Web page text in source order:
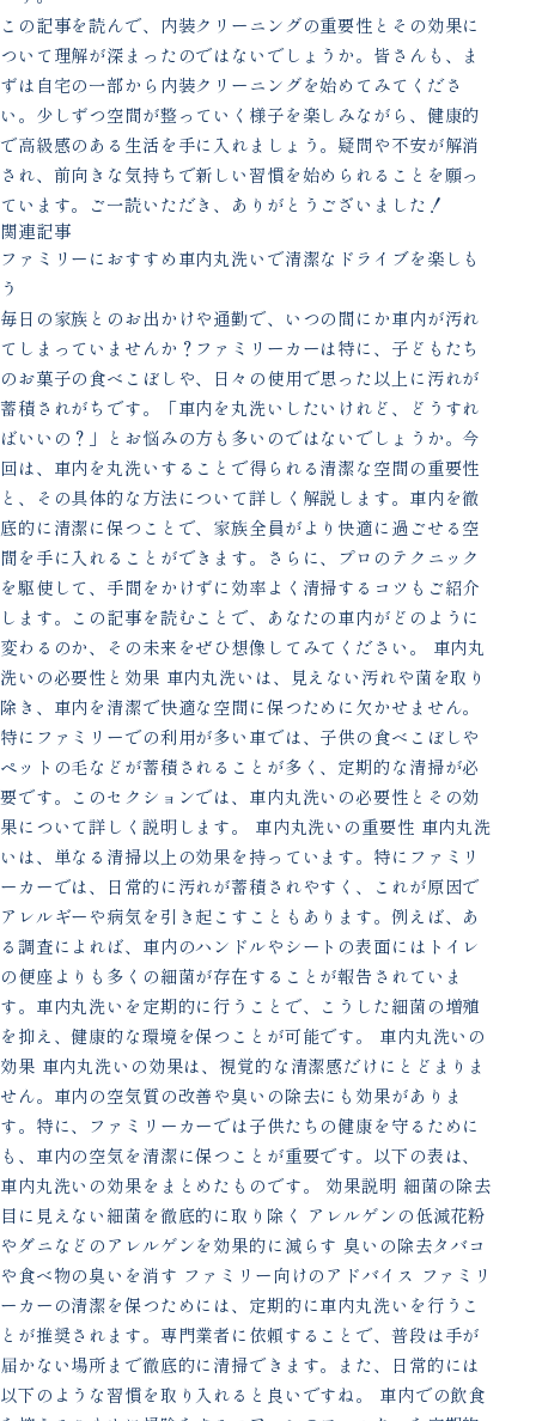
この記事を読んで、内装クリーニングの重要性とその効果に
ついて理解が深まったのではないでしょうか。皆さんも、ま
ずは自宅の一部から内装クリーニングを始めてみてくださ
い。少しずつ空間が整っていく様子を楽しみながら、健康的
で高級感のある生活を手に入れましょう。疑問や不安が解消
され、前向きな気持ちで新しい習慣を始められることを願っ
ています。ご一読いただき、ありがとうございました！
関連記事
ファミリーにおすすめ車内丸洗いで清潔なドライブを楽しも
う
毎日の家族とのお出かけや通勤で、いつの間にか車内が汚れ
てしまっていませんか？ファミリーカーは特に、子どもたち
のお菓子の食べこぼしや、日々の使用で思った以上に汚れが
蓄積されがちです。「車内を丸洗いしたいけれど、どうすれ
ばいいの？」とお悩みの方も多いのではないでしょうか。今
回は、車内を丸洗いすることで得られる清潔な空間の重要性
と、その具体的な方法について詳しく解説します。車内を徹
底的に清潔に保つことで、家族全員がより快適に過ごせる空
間を手に入れることができます。さらに、プロのテクニック
を駆使して、手間をかけずに効率よく清掃するコツもご紹介
します。この記事を読むことで、あなたの車内がどのように
変わるのか、その未来をぜひ想像してみてください。 車内丸
洗いの必要性と効果 車内丸洗いは、見えない汚れや菌を取り
除き、車内を清潔で快適な空間に保つために欠かせません。
特にファミリーでの利用が多い車では、子供の食べこぼしや
ペットの毛などが蓄積されることが多く、定期的な清掃が必
要です。このセクションでは、車内丸洗いの必要性とその効
果について詳しく説明します。 車内丸洗いの重要性 車内丸洗
いは、単なる清掃以上の効果を持っています。特にファミリ
ーカーでは、日常的に汚れが蓄積されやすく、これが原因で
アレルギーや病気を引き起こすこともあります。例えば、あ
る調査によれば、車内のハンドルやシートの表面にはトイレ
の便座よりも多くの細菌が存在することが報告されていま
す。車内丸洗いを定期的に行うことで、こうした細菌の増殖
を抑え、健康的な環境を保つことが可能です。 車内丸洗いの
効果 車内丸洗いの効果は、視覚的な清潔感だけにとどまりま
せん。車内の空気質の改善や臭いの除去にも効果がありま
す。特に、ファミリーカーでは子供たちの健康を守るために
も、車内の空気を清潔に保つことが重要です。以下の表は、
車内丸洗いの効果をまとめたものです。 効果説明 細菌の除去
目に見えない細菌を徹底的に取り除く アレルゲンの低減花粉
やダニなどのアレルゲンを効果的に減らす 臭いの除去タバコ
や食べ物の臭いを消す ファミリー向けのアドバイス ファミリ
ーカーの清潔を保つためには、定期的に車内丸洗いを行うこ
とが推奨されます。専門業者に依頼することで、普段は手が
届かない場所まで徹底的に清掃できます。また、日常的には
以下のような習慣を取り入れると良いですね。 車内での飲食